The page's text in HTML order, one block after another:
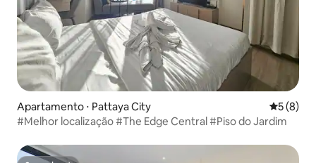
Apartamento ⋅ Pattaya City 5 de
5 (8)
#Melhor localização #The Edge Central #Piso do Jardim